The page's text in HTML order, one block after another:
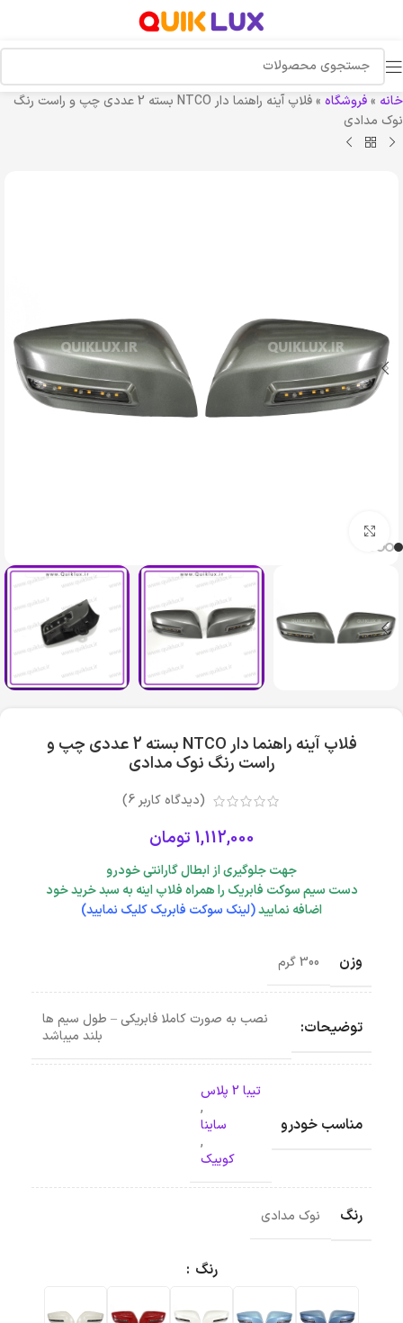
خانه »فروشگاه »
فلاپ آینه راهنما دار NTCO بسته 2 عددی چپ و راست رنگ
نوک مدادی
فلاپ آینه راهنما دار NTCO بسته 2 عددی چپ و
راست رنگ نوک مدادی
(دیدگاه کاربر6
)
1,112,000 تومان
جهت جلوگیری از ابطال گارانتی خودرو
دست سیم سوکت فابریک را همراه فلاپ اینه به سبد خرید خود
اضافه نمایید(لینک سوکت فابریک کلیک نمایید)
وزن 300 گرم
توضیحات:
نصب به صورت کاملا فابریکی – طول سیم ها
بلند میباشد
مناسب خودرو
تیبا 2 پلاس
,
ساینا
,
کوییک
رنگ نوک مدادی
رنگ